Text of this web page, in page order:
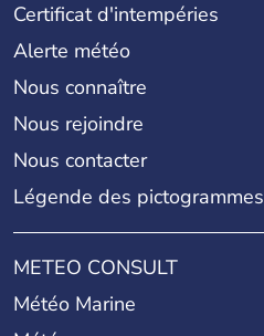
Certificat d'intempéries
Alerte météo
Nous connaître
Nous rejoindre
Nous contacter
Légende des pictogrammes
METEO CONSULT
Météo Marine